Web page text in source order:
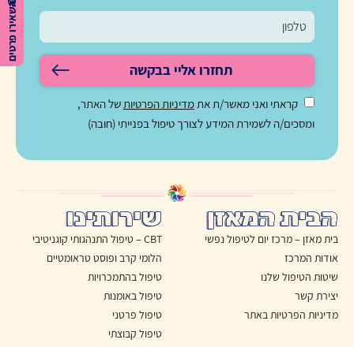
השאירו פרטים
תחזרו אליי בבקשה
קראתי ואני מאשר/ת את מדיניות הפרטיות של האתר,
ומסכים/ה לשמירת המידע לצורך טיפול בפנייתי (חובה)
הבית המאזן
בית מאזן – מרכז יום לטיפול נפשי
אודות המרכז
שיטות הטיפול שלנו
יצירת קשר
מדיניות הפרטיות באתר
שירותינו
CBT – טיפול התנהגותי קוגניטיבי
הלומי קרב ופוסט טראומטיים
טיפול בהתמכרויות
טיפול באומנות
טיפול פרטני
טיפול קבוצתי